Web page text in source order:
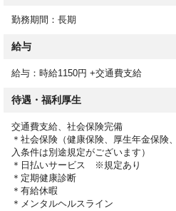
勤務期間：長期
給与
給与：時給1150円 +交通費支給
待遇・福利厚生
交通費支給、社会保険完備
＊社会保険（健康保険、厚生年金保
入条件は別途規定がございます）
＊日払いサービス ※規定あり
＊定期健康診断
＊有給休暇
＊メンタルヘルスライン